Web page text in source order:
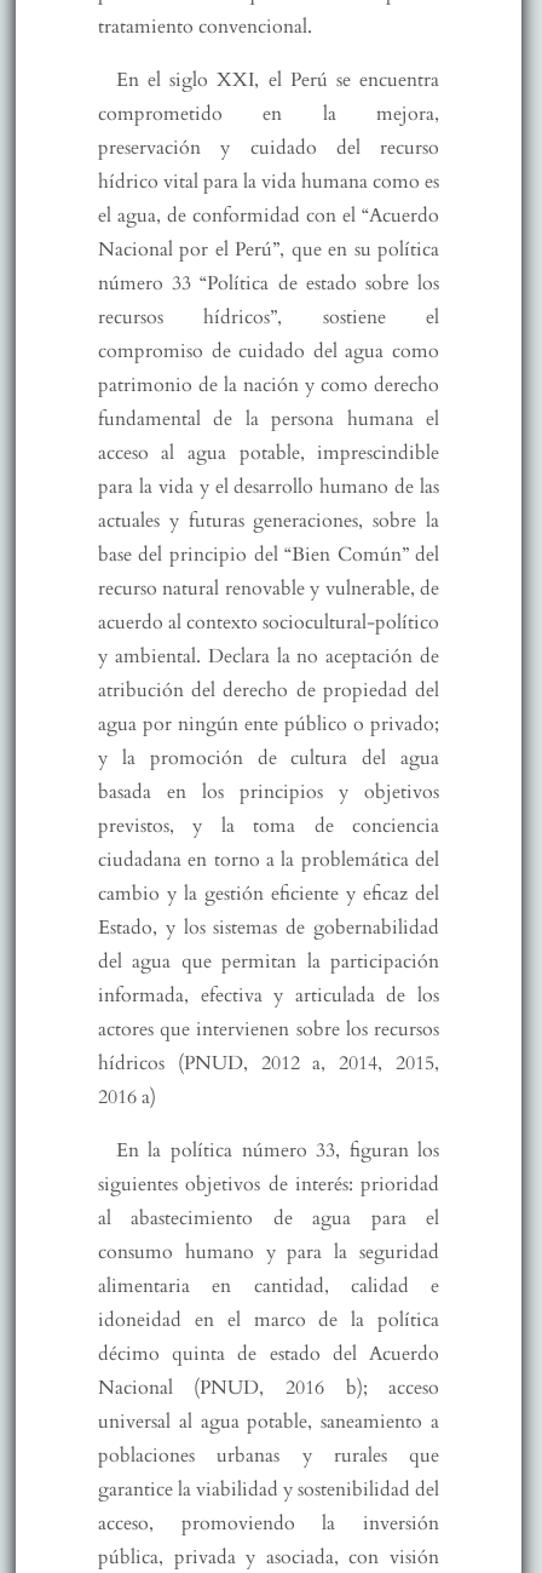
tratamiento convencional.
En el siglo XXI, el Perú se encuentra
comprometido en la mejora,
preservación y cuidado del recurso
hídrico vital para la vida humana como es
el agua, de conformidad con el “Acuerdo
Nacional por el Perú”, que en su política
número 33 “Política de estado sobre los
recursos hídricos”, sostiene el
compromiso de cuidado del agua como
patrimonio de la nación y como derecho
fundamental de la persona humana el
acceso al agua potable, imprescindible
para la vida y el desarrollo humano de las
actuales y futuras generaciones, sobre la
base del principio del “Bien Común” del
recurso natural renovable y vulnerable, de
acuerdo al contexto sociocultural-político
y ambiental. Declara la no aceptación de
atribución del derecho de propiedad del
agua por ningún ente público o privado;
y la promoción de cultura del agua
basada en los principios y objetivos
previstos, y la toma de conciencia
ciudadana en torno a la problemática del
cambio y la gestión eficiente y eficaz del
Estado, y los sistemas de gobernabilidad
del agua que permitan la participación
informada, efectiva y articulada de los
actores que intervienen sobre los recursos
hídricos (PNUD, 2012 a, 2014, 2015,
2016 a)
En la política número 33, figuran los
siguientes objetivos de interés: prioridad
al abastecimiento de agua para el
consumo humano y para la seguridad
alimentaria en cantidad, calidad e
idoneidad en el marco de la política
décimo quinta de estado del Acuerdo
Nacional (PNUD, 2016 b); acceso
universal al agua potable, saneamiento a
poblaciones urbanas y rurales que
garantice la viabilidad y sostenibilidad del
acceso, promoviendo la inversión
pública, privada y asociada, con visión